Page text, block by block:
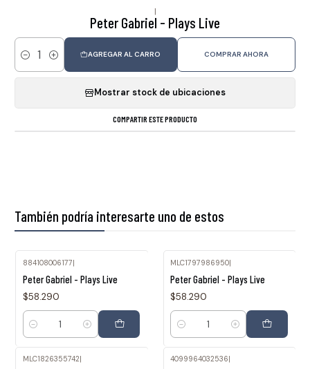
|
Peter Gabriel - Plays Live
Cantidad
AGREGAR AL CARRO COMPRAR AHORA
Mostrar stock de ubicaciones
COMPARTIR ESTE PRODUCTO
También podría interesarte uno de estos
884108006177|
Peter Gabriel - Plays Live
$58.290
Cantidad
MLC1797986950|
Peter Gabriel - Plays Live
$58.290
Cantidad
MLC1826355742| 4099964032536